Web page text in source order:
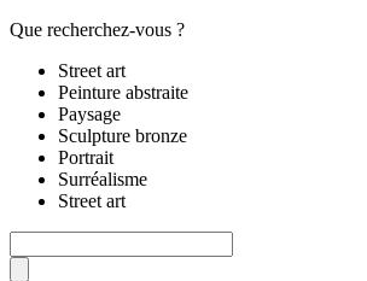
Que recherchez-vous ?
Street art
Peinture abstraite
Paysage
Sculpture bronze
Portrait
Surréalisme
Street art